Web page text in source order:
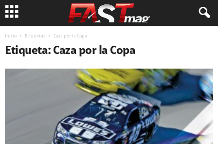
Inicio Etiquetas Caza por la Copa
Etiqueta: Caza por la Copa